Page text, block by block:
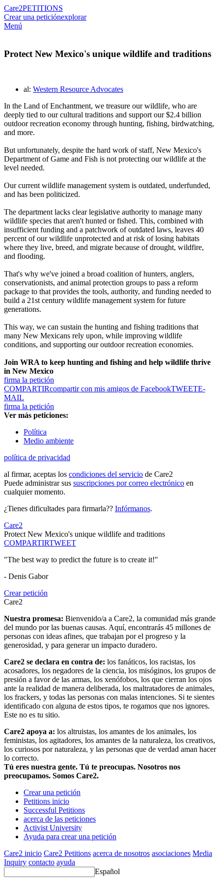
Care2PETITIONS
Crear una peticiónexplorar
Menú
Protect New Mexico's unique wildlife and traditions
al: Western Resource Advocates
In the Land of Enchantment, we treasure our wildlife, who are
deeply tied to our cultural traditions and support our $2.4 billion
outdoor recreation economy through hunting, fishing, birdwatching,
and more.
But unfortunately, despite the hard work of staff, New Mexico's
Department of Game and Fish is not protecting our wildlife at the
level needed.
Our current wildlife management system is outdated, underfunded,
and has been politicized.
The department lacks clear legislative authority to manage many
wildlife species that aren't hunted or fished. This, combined with
insufficient funding and a patchwork of outdated laws, leaves 40
percent of our wildlife unprotected and at risk of losing habitats
where they live, breed, and migrate because of drought, wildfire,
and flooding.
That's why we've joined a broad coalition of hunters, anglers,
conservationists, and animal protection groups to pass a reform
package to that provides the tools, authority, and funding needed to
build a 21st century wildlife management system for future
generations.
This way, we can sustain the hunting and fishing traditions that
many New Mexicans rely upon, while improving wildlife
conditions, and supporting our outdoor recreation economies.
Join WRA to keep hunting and fishing and help wildlife thrive
in New Mexico
firma la petición
COMPARTIRcompartir con mis amigos de FacebookTWEETE-
MAIL
firma la petición
Ver más peticiones:
Política
Medio ambiente
política de privacidad
al firmar, aceptas los condiciones del servicio de Care2
Puede administrar sus suscripciones por correo electrónico en
cualquier momento.
¿Tienes dificultades para firmarla?? Infórmanos.
Care2
Protect New Mexico's unique wildlife and traditions
COMPARTIRTWEET
"The best way to predict the future is to create it!"
- Denis Gabor
Crear petición
Care2
Nuestra promesa: Bienvenido/a a Care2, la comunidad más grande
del mundo por las buenas causas. Aquí, encontrarás 45 millones de
personas con ideas afines, que trabajan por el progreso y la
generosidad, y para generar un impacto duradero.
Care2 se declara en contra de: los fanáticos, los racistas, los
acosadores, los negadores de la ciencia, los misóginos, los grupos de
presión a favor de las armas, los xenófobos, los que cierran los ojos
ante la realidad de manera deliberada, los maltratadores de animales,
los frackers, y todas las personas con malas intenciones. Si te sientes
identificado con alguna de estos tipos, te rogamos que nos ignores.
Este no es tu sitio.
Care2 apoya a: los altruistas, los amantes de los animales, los
feministas, los agitadores, los amantes de la naturaleza, los creativos,
los curiosos por naturaleza, y las personas que de verdad aman hacer
lo correcto.
Tú eres nuestra gente. Tú te preocupas. Nosotros nos
preocupamos. Somos Care2.
Crear una petición
Petitions inicio
Successful Petitions
acerca de las peticiones
Activist University
Ayuda para crear una petición
Care2 inicio Care2 Petitions acerca de nosotros asociaciones Media
Inquiry contacto ayuda
Español